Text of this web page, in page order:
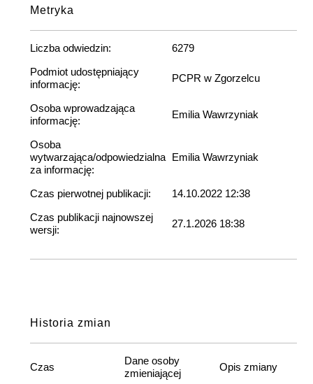
Metryka
Liczba odwiedzin:
6279
Podmiot udostępniający
informację:
PCPR w Zgorzelcu
Osoba wprowadzająca
informację:
Emilia Wawrzyniak
Osoba
wytwarzająca/odpowiedzialna
za informację:
Emilia Wawrzyniak
Czas pierwotnej publikacji:
14.10.2022 12:38
Czas publikacji najnowszej
wersji:
27.1.2026 18:38
Historia zmian
Czas
Dane osoby
zmieniającej
Opis zmiany